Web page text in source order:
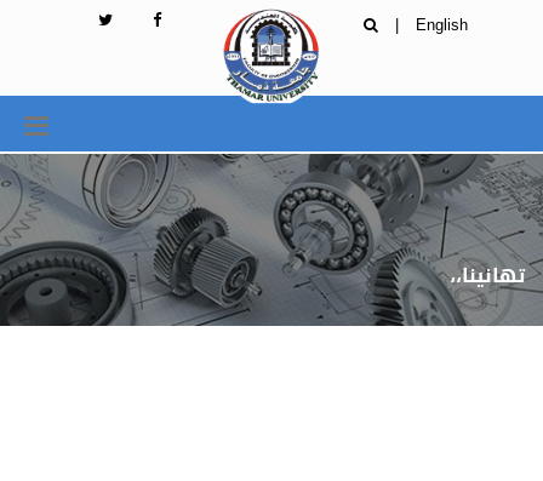
English
|
تهانينا،،